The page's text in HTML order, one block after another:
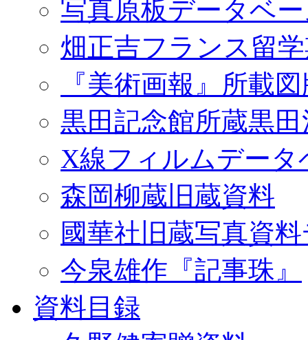
写真原板データベ
畑正吉フランス留
『美術画報』所載
黒田記念館所蔵黒
X線フィルムデータ
森岡柳蔵旧蔵資料
國華社旧蔵写真資
今泉雄作『記事珠』
資料目録